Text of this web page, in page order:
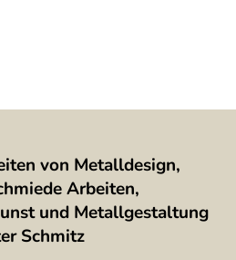
von Metalldesign,
Arbeiten,
und Metallgestaltung
Schmitz